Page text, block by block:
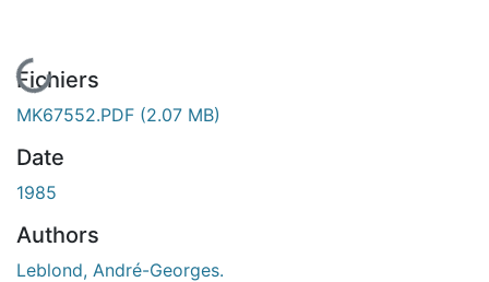
En cours de chargement...
Fichiers
MK67552.PDF (2.07 MB)
Date
1985
Authors
Leblond, André-Georges.